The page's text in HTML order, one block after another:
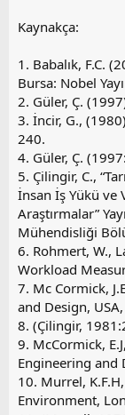
Kaynakça:
1. Babalık, F.C.
Bursa: Nobel
2. Güler, Ç.
3. İncir, G.,
240.
4. Güler, Ç.
5. Çilingir, C.,
İnsan İş Yükü
Araştırmalar”
Mühendisliği
6. Rohmert, W.,
Workload
7. Mc Cormick,
and Design,
8. (Çilingir,
9. McCormick,
Engineering and
10. Murrel,
Environment,